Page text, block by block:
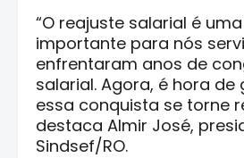
“O reajuste salarial é
importante para nós
enfrentaram anos de
salarial. Agora, é hora de
essa conquista se torne
destaca Almir José,
Sindsef/RO.